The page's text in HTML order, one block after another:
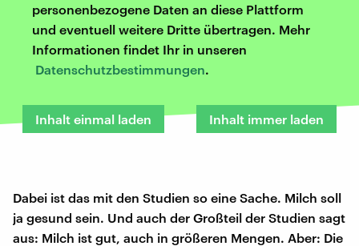
personenbezogene Daten an diese Plattform
und eventuell weitere Dritte übertragen. Mehr
Informationen findet Ihr in unseren
Datenschutzbestimmungen.
Inhalt einmal laden Inhalt immer laden
Dabei ist das mit den Studien so eine Sache. Milch soll
ja gesund sein. Und auch der Großteil der Studien sagt
aus: Milch ist gut, auch in größeren Mengen. Aber: Die